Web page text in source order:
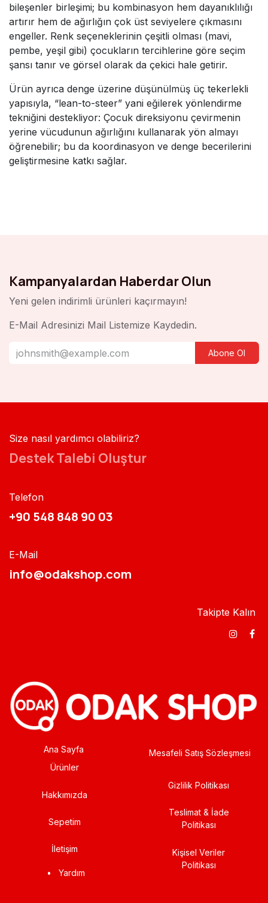
bileşenler birleşimi; bu kombinasyon hem dayanıklılığı
artırır hem de ağırlığın çok üst seviyelere çıkmasını
engeller. Renk seçeneklerinin çeşitli olması (mavi,
pembe, yeşil gibi) çocukların tercihlerine göre seçim
şansı tanır ve görsel olarak da çekici hale getirir.
Ürün ayrıca denge üzerine düşünülmüş üç tekerlekli
yapısıyla, “lean-to-steer” yani eğilerek yönlendirme
tekniğini destekliyor: Çocuk direksiyonu çevirmenin
yerine vücudunun ağırlığını kullanarak yön almayı
öğrenebilir; bu da koordinasyon ve denge becerilerini
geliştirmesine katkı sağlar.
Kampanyalardan Haberdar Olun
Yeni gelen indirimli ürünleri kaçırmayın!
E-Mail Adresinizi Mail Listemize Kaydedin.
Abone Ol
Size nasıl yardımcı olabiliriz?
Destek Talebi Oluştur
Telefon
+90 548 848 90 03​​
E-Mail
info@odakshop.com​
Takipte Kalın
Ana Sayfa
Ürünler
Hakkımızda
Sepetim
İletişim
• Yardım
Mesafeli Satış Sözleşmesi
Gizlilik Politikası
Teslimat & İade
Politikası
Kişisel Veriler
Politikası